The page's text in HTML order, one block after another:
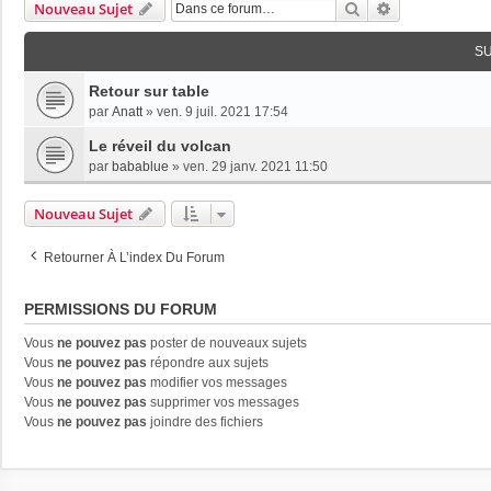
Nouveau Sujet Rechercher
Retour sur table
par Anatt» ven. 9 juil. 2021 17:54
Le réveil du volcan
par babablue » ven. 29 janv. 2021 11:50
Nouveau Sujet
Retourner À L’index Du Forum
PERMISSIONS DU FORUM
Vous ne pouvez pas poster de nouveaux sujets
Vous ne pouvez pas répondre aux sujets
Vous ne pouvez pas modifier vos messages
Vous ne pouvez pas supprimer vos messages
Vous ne pouvez pas joindre des fichiers